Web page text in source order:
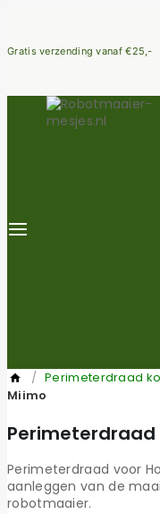
Gratis verzending vanaf €25,-
/ Perimeterdraad
Miimo
Perimeterdraad
Perimeterdraad voor
aanleggen van de
robotmaaier.